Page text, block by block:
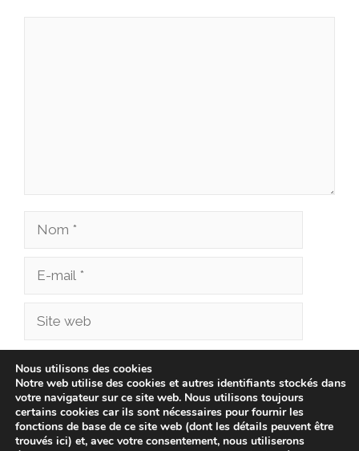
Nom
Site
Enregistrer mon nom, mon e-mail et mon site
dans le navigateur pour mon prochain
commentaire.
Nous utilisons des cookies
Notre web utilise des cookies et autres identifiants stockés dans
votre navigateur sur ce site web. Nous utilisons toujours
certains cookies car ils sont nécessaires pour fournir les
fonctions de base de ce site web (dont les détails peuvent être
trouvés ici) et, avec votre consentement, nous utiliserons